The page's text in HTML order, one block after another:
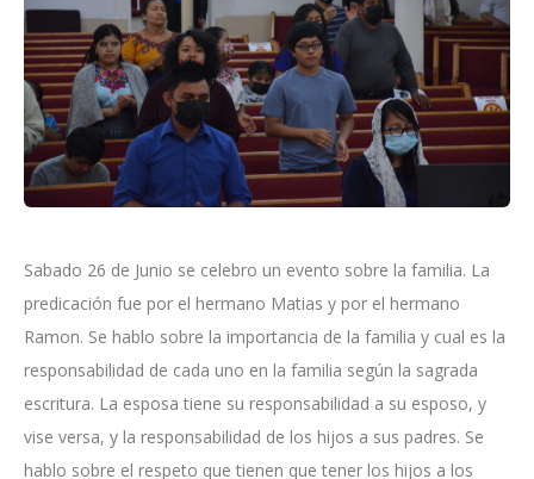
Sabado 26 de Junio se celebro un evento sobre la familia. La
predicación fue por el hermano Matias y por el hermano
Ramon. Se hablo sobre la importancia de la familia y cual es la
responsabilidad de cada uno en la familia según la sagrada
escritura. La esposa tiene su responsabilidad a su esposo, y
vise versa, y la responsabilidad de los hijos a sus padres. Se
hablo sobre el respeto que tienen que tener los hijos a los